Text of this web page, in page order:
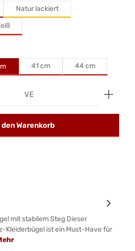
Natur lackiert
41 cm 44 cm
den gewünschten Wert
VE
den Warenkorb
mit stabilem Steg Dieser
Kleiderbügel ist ein Must-Have für